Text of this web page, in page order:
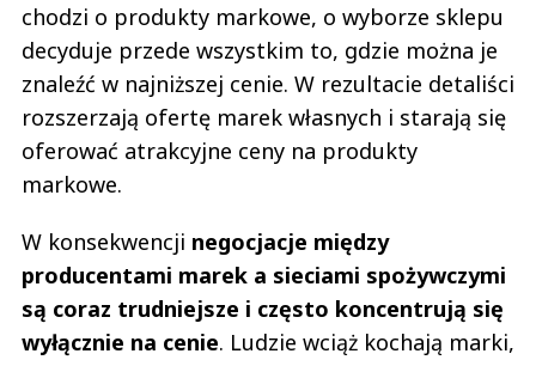
chodzi o produkty markowe, o wyborze sklepu
decyduje przede wszystkim to, gdzie można je
znaleźć w najniższej cenie. W rezultacie detaliści
rozszerzają ofertę marek własnych i starają się
oferować atrakcyjne ceny na produkty
markowe.
W konsekwencji negocjacje między
producentami marek a sieciami spożywczymi
są coraz trudniejsze i często koncentrują się
wyłącznie na cenie. Ludzie wciąż kochają marki,